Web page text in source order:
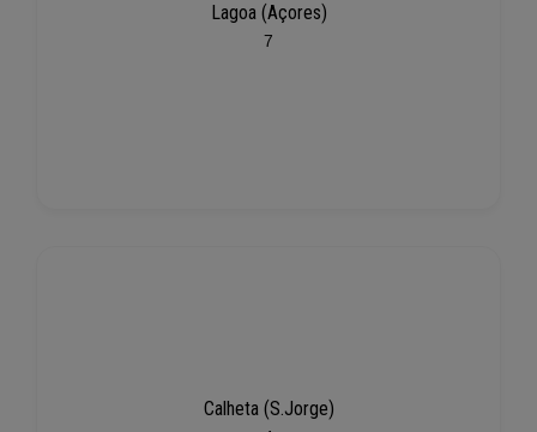
Lagoa (Açores)
7
Calheta (S.Jorge)